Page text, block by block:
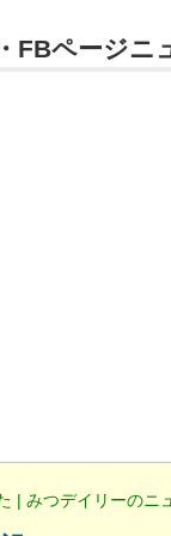
FBページニ
| みつデイリーのニ